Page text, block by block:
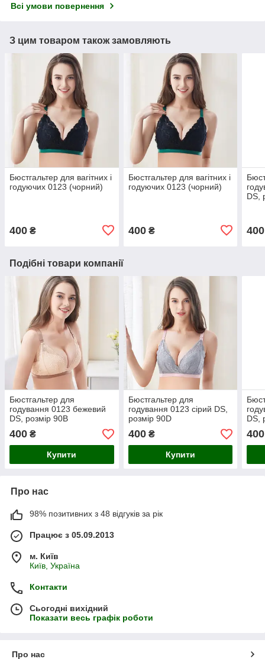
Всі умови повернення
З цим товаром також замовляють
Бюстгальтер для вагітних і
годуючих 0123 (чорний)
400 ₴
Бюстгальтер для вагітних і
годуючих 0123 (чорний)
400₴
DS,
400
Подібні товари компанії
Бюстгальтер для
годування 0123 бежевий
DS, розмір 90B
400 ₴
Купити
Бюстгальтер для
годування 0123 сірий DS,
розмір 90D
400₴
Купити
DS,
400
Про нас
98% позитивних з 48 відгуків за рік
Працює з 05.09.2013
м. Київ
Київ, Україна
Контакти
Сьогодні вихідний
Показати весь графік роботи
Про нас